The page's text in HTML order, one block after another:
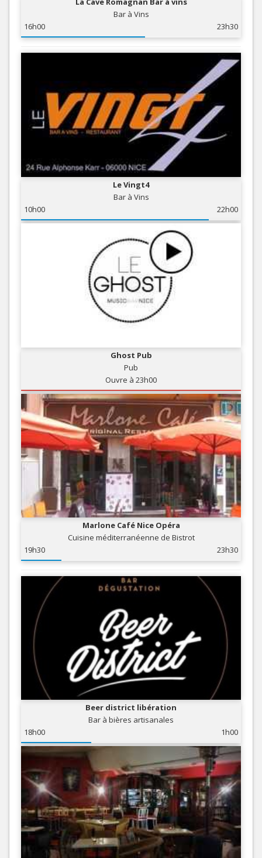
Bar à Vins
16h00
23h30
Le Vingt4
Bar à Vins
10h00
22h00
Ghost Pub
Pub
Ouvre à 23h00
Marlone Café Nice Opéra
Cuisine méditerranéenne de Bistrot
19h30
23h30
Beer district libération
Bar à bières artisanales
18h00
1h00